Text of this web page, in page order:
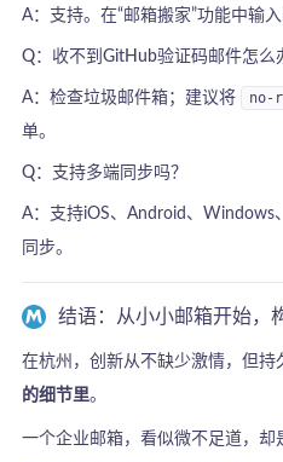
A：支持。在“邮箱搬家”功能中输
Q：收不到GitHub验证码邮件怎么
A：检查垃圾邮件箱；建议将 no-
单。
Q：支持多端同步吗？
A：支持iOS、Android、Windows
同步。
结语：从小小邮箱开始，
在杭州，创新从不缺少激情，但持
的细节里。
一个企业邮箱，看似微不足道，